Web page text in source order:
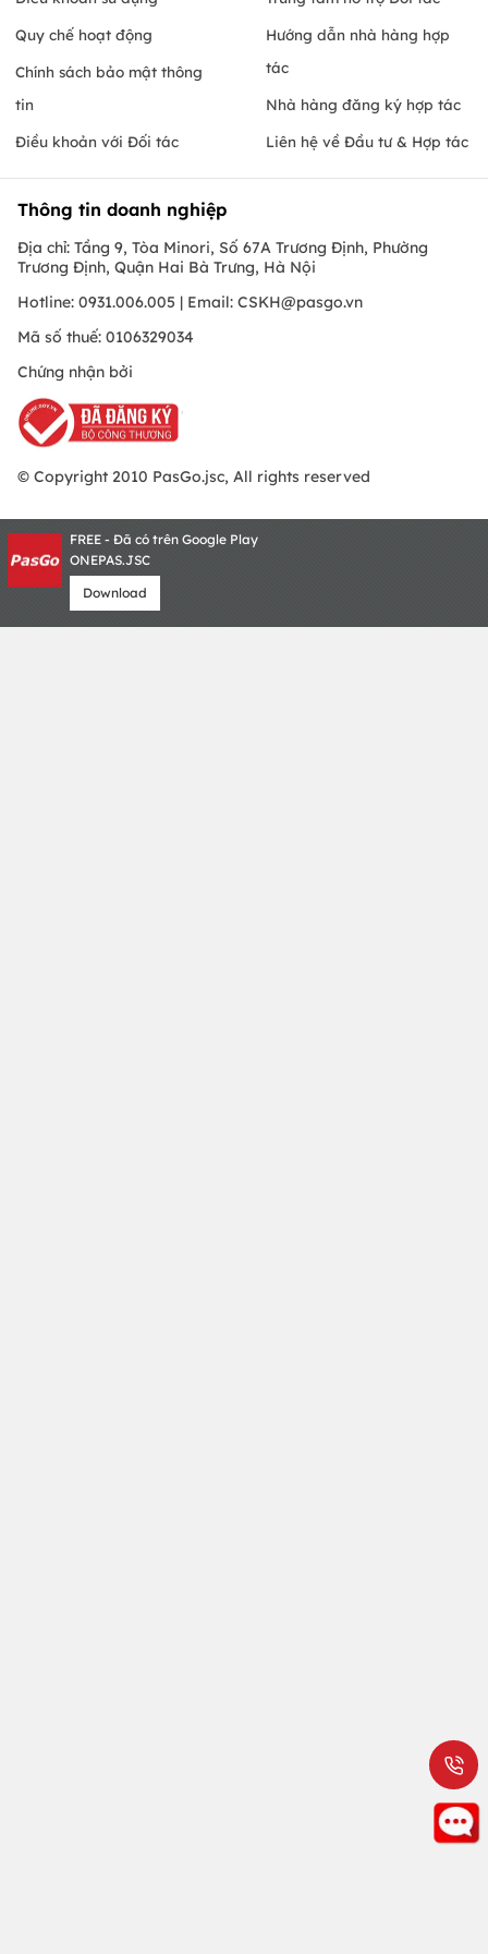
Quy chế hoạt động
Chính sách bảo mật thông
tin
Điều khoản với Đối tác
Hướng dẫn nhà hàng hợp
tác
Nhà hàng đăng ký hợp tác
Liên hệ về Đầu tư & Hợp tác
Thông tin doanh nghiệp
Địa chỉ: Tầng 9, Tòa Minori, Số 67A Trương Định, Phường
Trương Định, Quận Hai Bà Trưng, Hà Nội
Hotline: 0931.006.005 | Email: CSKH@pasgo.vn
Mã số thuế: 0106329034
Chứng nhận bởi
© Copyright 2010 PasGo.jsc, All rights reserved
FREE - Đã có trên Google Play
ONEPAS.JSC
Download